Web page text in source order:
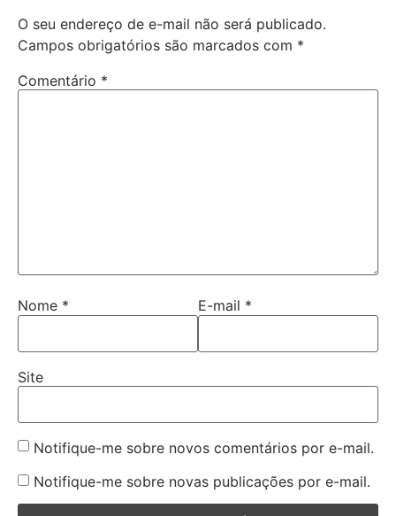
O seu endereço de e-mail não será publicado.
Campos obrigatórios são marcados com *
Comentário *
Nome * E-mail *
Site
Notifique-me sobre novos comentários por e-mail.
Notifique-me sobre novas publicações por e-mail.